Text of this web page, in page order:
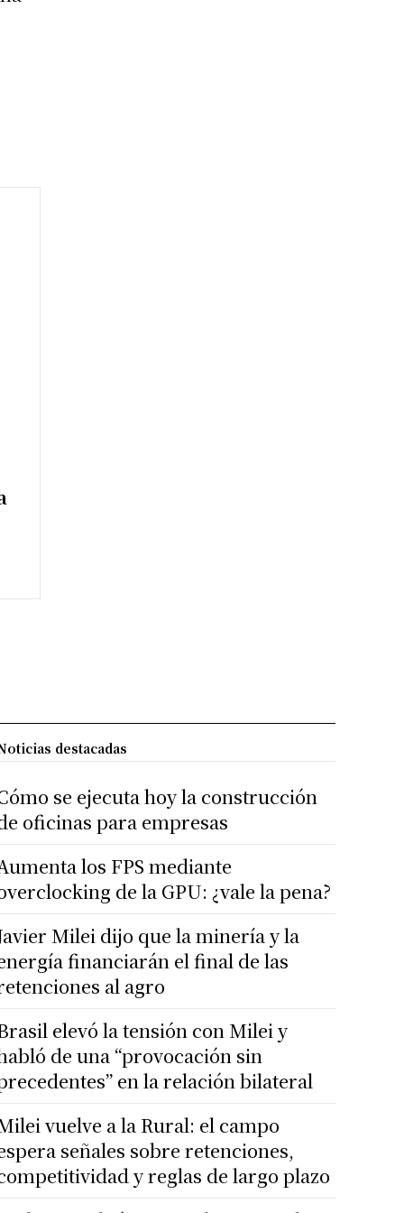
destacadas
se ejecuta hoy la construcción
oficinas para empresas
los FPS mediante
de la GPU: ¿vale la pena?
Milei dijo que la minería y la
financiarán el final de las
al agro
elevó la tensión con Milei y
de una “provocación sin
en la relación bilateral
vuelve a la Rural: el campo
señales sobre retenciones,
y reglas de largo plazo